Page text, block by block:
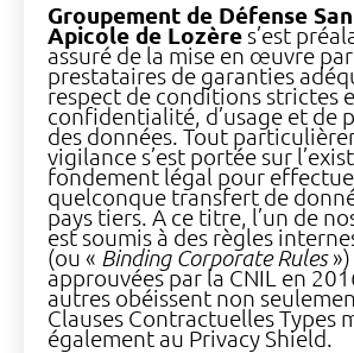
Groupement de Défense
Apicole de Lozère s’est
assuré de la mise en œuvre par
prestataires de garanties
respect de conditions strictes
confidentialité, d’usage et de
des données. Tout
vigilance s’est portée sur
fondement légal pour
quelconque transfert de
pays tiers. A ce titre, l’un de
est soumis à des règles
(ou « Binding Corporate Rules»)
approuvées par la CNIL en
autres obéissent non
Clauses Contractuelles Types
également au Privacy Shield.